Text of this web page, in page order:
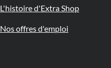
L'histoire d'Extra Shop
Nos offres d'emploi